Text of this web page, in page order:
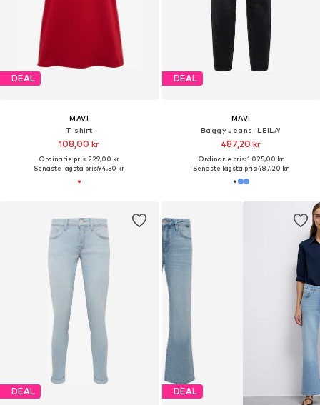
DEAL
MAVI
T-shirt
108,00 kr
Ordinarie pris: 229,00 kr
Senaste lägsta pris:94,50 kr
DEAL
MAVI
Baggy Jeans 'LEILA'
487,20 kr
Ordinarie pris: 1 025,00 kr
Senaste lägsta pris:487,20 kr
DEAL DEAL